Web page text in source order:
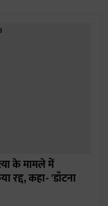
के मामले में
रद्द, कहा- 'डाँटना